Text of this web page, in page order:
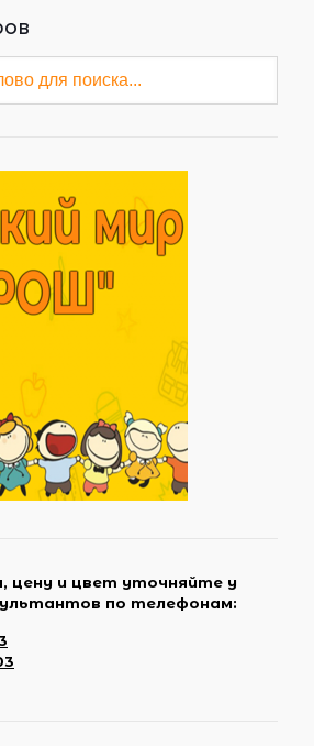
цену и цвет уточняйте у
по телефонам: